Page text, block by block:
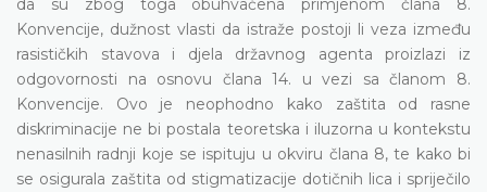
da su zbog toga obuhvaćena primjenom člana 8.
Konvencije, dužnost vlasti da istraže postoji li veza između
rasističkih stavova i djela državnog agenta proizlazi iz
odgovornosti na osnovu člana 14. u vezi sa članom 8.
Konvencije. Ovo je neophodno kako zaštita od rasne
diskriminacije ne bi postala teoretska i iluzorna u kontekstu
nenasilnih radnji koje se ispituju u okviru člana 8, te kako bi
se osigurala zaštita od stigmatizacije dotičnih lica i spriječilo